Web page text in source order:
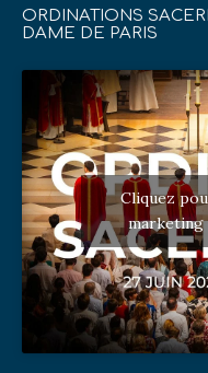
ORDINATIONS
DAME DE PARIS
Cliquez
marketing